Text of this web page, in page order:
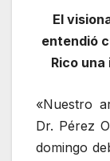
El
entendió
Rico
«Nuestro
Dr. Pérez
domingo